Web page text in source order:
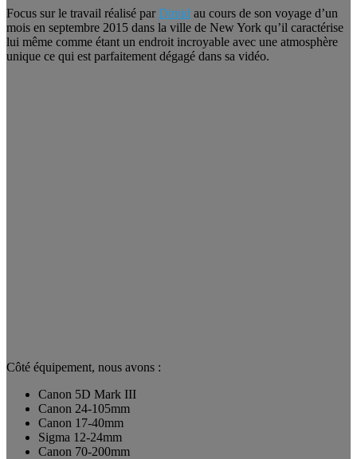
Focus sur le travail réalisé parDimid au cours de son voyage d’un
mois en septembre 2015 dans la ville de New York qu’il caractérise
lui même comme étant un endroit incroyable avec une atmosphère
unique ce qui est parfaitement dégagé dans sa vidéo.
Côté équipement, nous avons :
Canon 5D Mark III
Canon 24-105mm
Canon 17-40mm
Sigma 12-24mm
Canon 70-200mm